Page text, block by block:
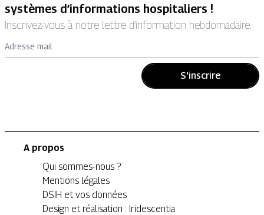
systèmes d’informations hospitaliers !
Inscrivez-vous à notre lettre d’information hebdomadaire.
Adresse mail
S'inscrire
A propos
Qui sommes-nous ?
Mentions légales
DSIH et vos données
Design et réalisation : Iridescentia